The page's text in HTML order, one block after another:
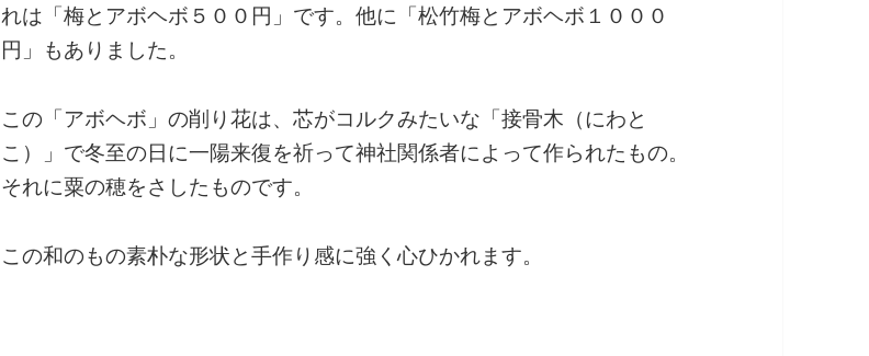
れは「梅とアボヘボ５００円」です。他に「松竹梅とアボヘボ１０００
円」もありました。
この「アボヘボ」の削り花は、芯がコルクみたいな「接骨木（にわと
こ）」で冬至の日に一陽来復を祈って神社関係者によって作られたもの。
それに粟の穂をさしたものです。
この和のもの素朴な形状と手作り感に強く心ひかれます。